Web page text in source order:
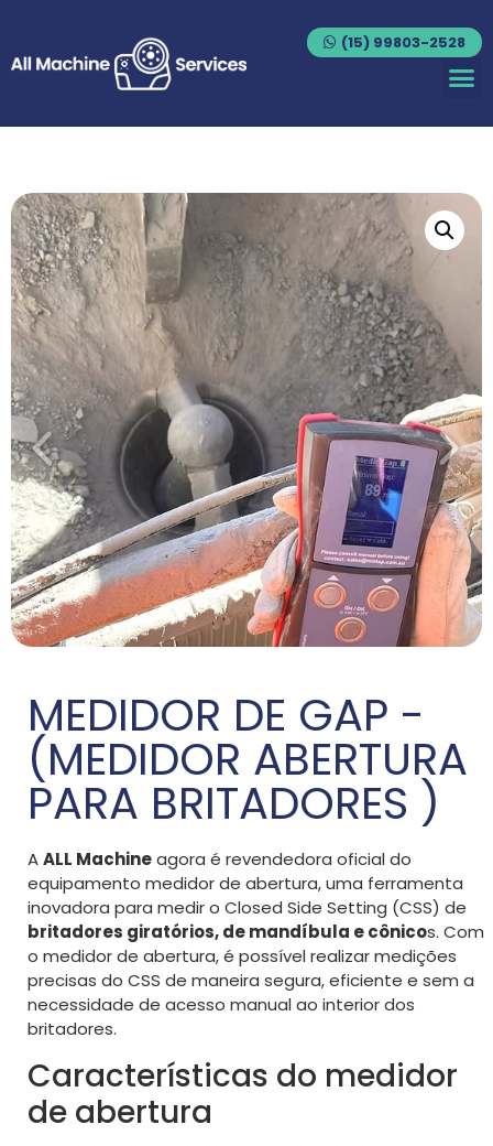
(15) 99803-2528
MEDIDOR DE GAP -
(MEDIDOR ABERTURA
PARA BRITADORES )
AALL Machineagora é revendedora oficial do
equipamento medidor de abertura, uma ferramenta
inovadora para medir o Closed Side Setting (CSS) de
britadores giratórios, de mandíbula e cônicos. Com
o medidor de abertura, é possível realizar medições
precisas do CSS de maneira segura, eficiente e sem a
necessidade de acesso manual ao interior dos
britadores.
Características do medidor
de abertura